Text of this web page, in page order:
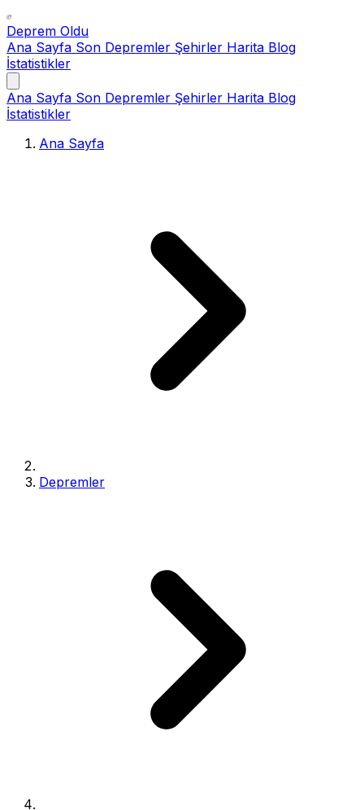
Deprem Oldu
Ana Sayfa Son Depremler Şehirler Harita Blog
İstatistikler
Ana Sayfa Son Depremler Şehirler Harita Blog
İstatistikler
Ana Sayfa
Depremler